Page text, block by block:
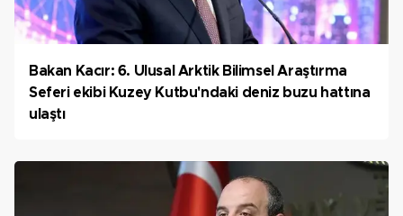
Bakan Kacır: 6. Ulusal Arktik Bilimsel Araştırma
Seferi ekibi Kuzey Kutbu'ndaki deniz buzu hattına
ulaştı